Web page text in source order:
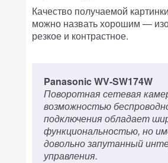
Качество получаемой
можно назвать хорошим —
резкое и контрастное.
Panasonic WV-SW174W
Поворотная сетевая
возможностью
подключения обладает
функциональностью, но
довольно запутанный
управления.